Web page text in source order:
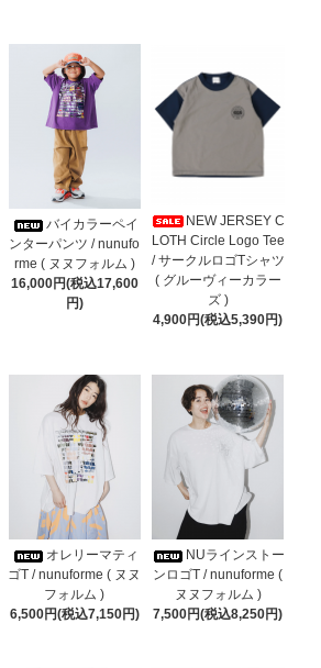
バイカラーペイ
ンターパンツ / nunufo
rme ( ヌヌフォルム )
16,000円(税込17,600
円)
NEW JERSEY C
LOTH Circle Logo Tee
/ サークルロゴTシャツ
( グルーヴィーカラー
ズ )
4,900円(税込5,390円)
オレリーマティ
ゴT / nunuforme ( ヌヌ
フォルム )
6,500円(税込7,150円)
NUラインストー
ンロゴT / nunuforme (
ヌヌフォルム )
7,500円(税込8,250円)